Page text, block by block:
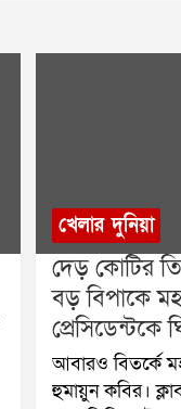
খেলার দুনিয়া
দেড় কোটির
বড় বিপাকে
প্রেসিডেন্টকে
আবারও বিতর্কে
হুমায়ুন কবির।